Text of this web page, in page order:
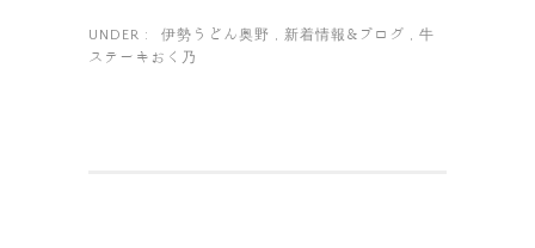
UNDER : 伊勢うどん奥野 , 新着情報&ブログ , 牛
ステーキおく乃